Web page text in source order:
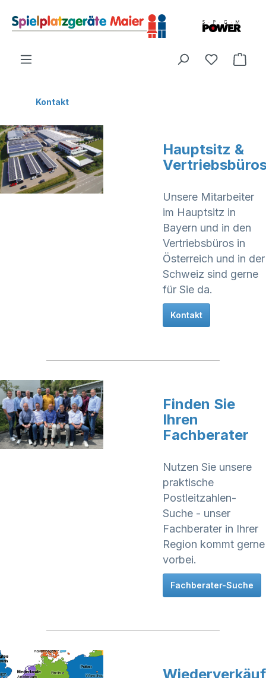
Kontakt
Hauptsitz &
Unsere Mitarbeiter
im Hauptsitz in
Bayern und in den
Vertriebsbüros in
Österreich und in der
Schweiz sind gerne
für Sie da.
Kontakt
Finden Sie
Ihren
Fachberater
Nutzen Sie unsere
praktische
Postleitzahlen-
Suche - unser
Fachberater in Ihrer
Region kommt gerne
vorbei.
Fachberater-Suche